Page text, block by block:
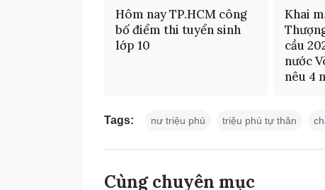
Hôm nay TP.HCM công
bố điểm thi tuyển sinh
lớp 10
Khai
cầu
nước
nêu 4
Tags: nư triệu phú triệu phú tự thân
Cùng chuyên mục